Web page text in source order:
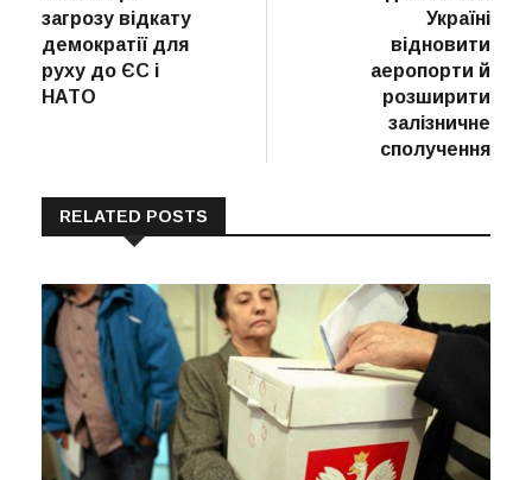
загрозу відкату
демократії для
руху до ЄС і
НАТО
Україні
відновити
аеропорти й
розширити
залізничне
сполучення
RELATED POSTS